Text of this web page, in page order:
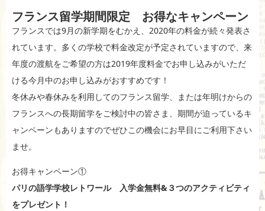
e
b
o
o
k
n
a
et
フランス留学期間限定 お得なキャンペーン
フランスでは9月の新学期をむかえ、2020年の料金が続々発表さ
れています。多くの学校で料金改定が予定されていますので、来
年度の渡航をご希望の方は2019年度料金でお申し込みがいただ
ける今月中のお申し込みがおすすめです！
冬休みや春休みを利用してのフランス留学、または年明けからの
フランスへの長期留学をご検討中の皆さま、期間が迫っているキ
ャンペーンもありますのでぜひこの機会にお早目にご利用下さい
ませ。
お得キャンペーン①
パリの語学学校レトワール 入学金無料&３つのアクティビティ
をプレゼント！